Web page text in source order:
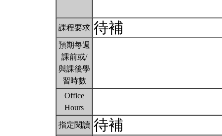
課程要求 待補
預期每週
課前或/
與課後學
習時數
Office
Hours
指定閱讀 待補